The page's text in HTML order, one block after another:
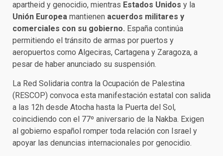
apartheid y genocidio, mientras Estados Unidos y la
Unión Europea mantienen acuerdos militares y
comerciales con su gobierno. España continúa
permitiendo el tránsito de armas por puertos y
aeropuertos como Algeciras, Cartagena y Zaragoza, a
pesar de haber anunciado su suspensión.
La Red Solidaria contra la Ocupación de Palestina
(RESCOP) convoca esta manifestación estatal con salida
a las 12h desde Atocha hasta la Puerta del Sol,
coincidiendo con el 77º aniversario de la Nakba. Exigen
al gobierno español romper toda relación con Israel y
apoyar las denuncias internacionales por genocidio.